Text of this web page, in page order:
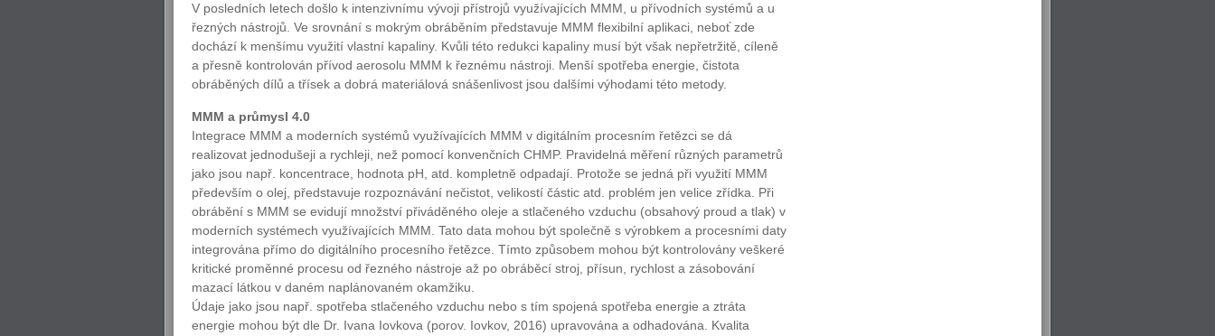
V posledních letech došlo k intenzivnímu vývoji přístrojů využívajících MMM, u přívodních systémů a u
řezných nástrojů. Ve srovnání s mokrým obráběním představuje MMM flexibilní aplikaci, neboť zde
dochází k menšímu využití vlastní kapaliny. Kvůli této redukci kapaliny musí být však nepřetržitě, cíleně
a přesně kontrolován přívod aerosolu MMM k řeznému nástroji. Menší spotřeba energie, čistota
obráběných dílů a třísek a dobrá materiálová snášenlivost jsou dalšími výhodami této metody.
MMM a průmysl 4.0
Integrace MMM a moderních systémů využívajících MMM v digitálním procesním řetězci se dá
realizovat jednodušeji a rychleji, než pomocí konvenčních CHMP. Pravidelná měření různých parametrů
jako jsou např. koncentrace, hodnota pH, atd. kompletně odpadají. Protože se jedná při využití MMM
především o olej, představuje rozpoznávání nečistot, velikostí částic atd. problém jen velice zřídka. Při
obrábění s MMM se evidují množství přiváděného oleje a stlačeného vzduchu (obsahový proud a tlak) v
moderních systémech využívajících MMM. Tato data mohou být společně s výrobkem a procesními daty
integrována přímo do digitálního procesního řetězce. Tímto způsobem mohou být kontrolovány veškeré
kritické proměnné procesu od řezného nástroje až po obráběcí stroj, přísun, rychlost a zásobování
mazací látkou v daném naplánovaném okamžiku.
Údaje jako jsou např. spotřeba stlačeného vzduchu nebo s tím spojená spotřeba energie a ztráta
energie mohou být dle Dr. Ivana Iovkova (porov. Iovkov, 2016) upravována a odhadována. Kvalita